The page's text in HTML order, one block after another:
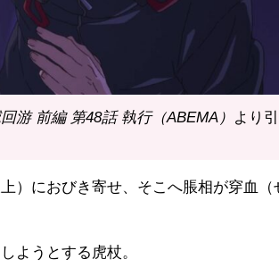
游 前編 第48話 執行（ABEMA） より
）におびき寄せ、そこへ脹相が穿血（
ようとする虎杖。